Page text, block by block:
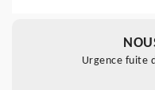
Urgence fuite